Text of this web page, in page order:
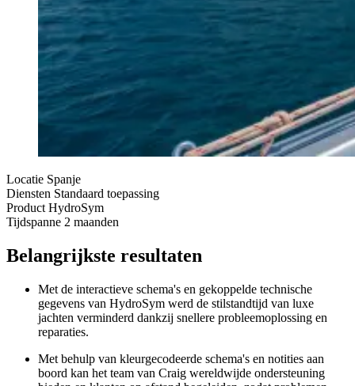
Locatie Spanje
Diensten Standaard toepassing
Product HydroSym
Tijdspanne 2 maanden
Belangrijkste resultaten
Met de interactieve schema's en gekoppelde technische
gegevens van HydroSym werd de stilstandtijd van luxe
jachten verminderd dankzij snellere probleemoplossing en
reparaties.
Met behulp van kleurgecodeerde schema's en notities aan
boord kan het team van Craig wereldwijde ondersteuning